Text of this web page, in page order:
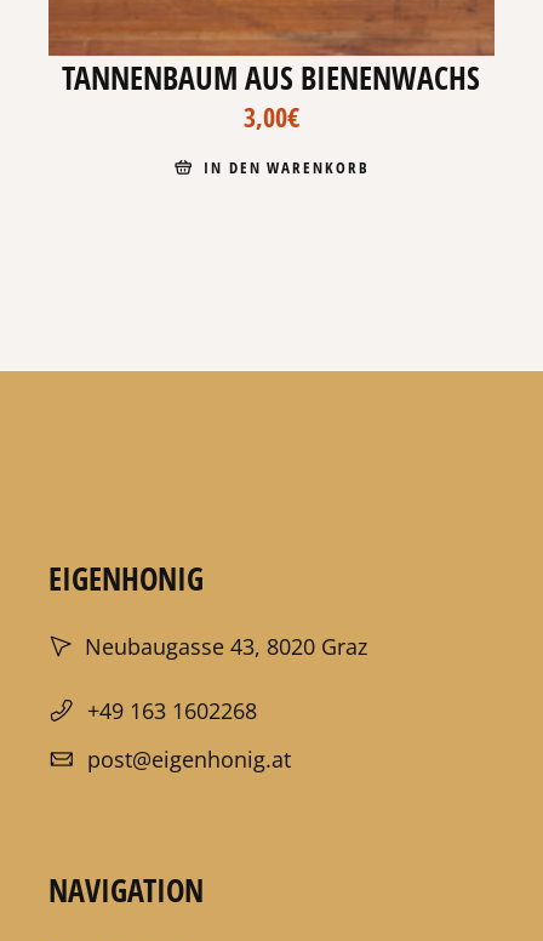
TANNENBAUM AUS BIENENWACHS
3,00€
IN DEN WARENKORB
EIGENHONIG
Neubaugasse 43, 8020 Graz
+49 163 1602268
post@eigenhonig.at
NAVIGATION